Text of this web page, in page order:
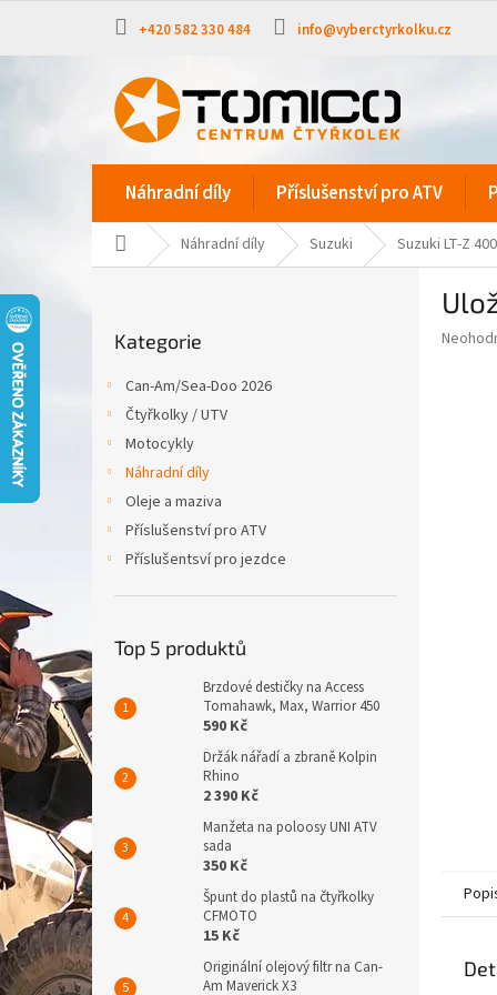
obsah
+420 582 330 484 info@vyberctyrkolku.cz
Náhradní díly Příslušenství pro ATV
Domů Náhradní díly Suzuki Suzuki LT-Z 400
kategorie
Kategorie
Can-Am/Sea-Doo 2026
Čtyřkolky / UTV
Motocykly
Náhradní díly
Oleje a maziva
Příslušenství pro ATV
Příslušentsví pro jezdce
Top 5 produktů
Brzdové destičky na Access
Tomahawk, Max, Warrior 450
590 Kč
Držák nářadí a zbraně Kolpin
Rhino
2 390 Kč
Manžeta na poloosy UNI ATV
sada
350 Kč
Špunt do plastů na čtyřkolky
CFMOTO
15 Kč
Originální olejový filtr na Can-
Am Maverick X3